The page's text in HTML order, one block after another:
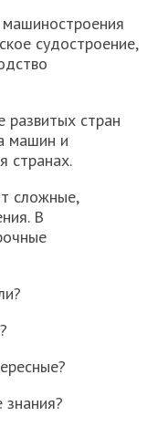
судостроение,
стран
машин и
странах.
сложные,
В
знания?